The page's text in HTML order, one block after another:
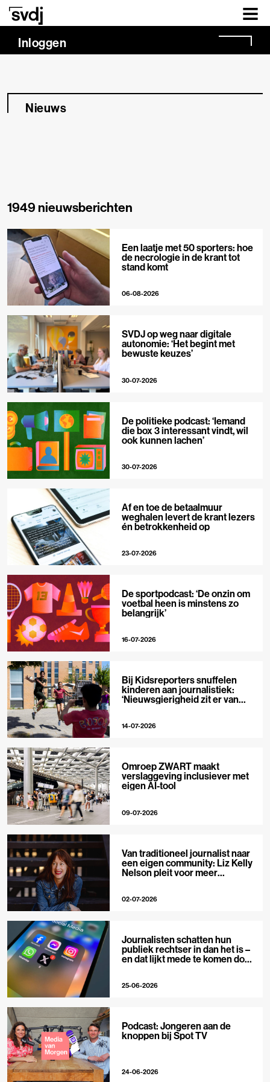
Naar hoofdinhoud
Inloggen
Nieuws
1949 nieuwsberichten
Een laatje met 50 sporters: hoe
de necrologie in de krant tot
stand komt
06-08-2026
SVDJ op weg naar digitale
autonomie: ‘Het begint met
bewuste keuzes’
30-07-2026
De politieke podcast: ‘Iemand
die box 3 interessant vindt, wil
ook kunnen lachen’
30-07-2026
Af en toe de betaalmuur
weghalen levert de krant lezers
én betrokkenheid op
23-07-2026
De sportpodcast: ‘De onzin om
voetbal heen is minstens zo
belangrijk’
16-07-2026
Bij Kidsreporters snuffelen
kinderen aan journalistiek:
‘Nieuwsgierigheid zit er van
14-07-2026
Omroep ZWART maakt
verslaggeving inclusiever met
eigen AI-tool
09-07-2026
Van traditioneel journalist naar
een eigen community: Liz Kelly
Nelson pleit voor meer
02-07-2026
Journalisten schatten hun
publiek rechtser in dan het is –
en dat lijkt mede te komen door
25-06-2026
Podcast: Jongeren aan de
knoppen bij Spot TV
24-06-2026